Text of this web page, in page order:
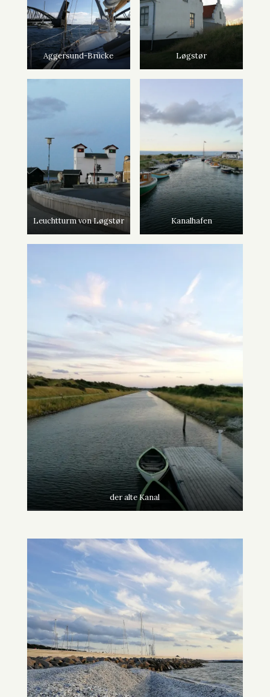
Aggersund-Brücke Løgstør
Leuchtturm von Løgstør Kanalhafen
der alte Kanal